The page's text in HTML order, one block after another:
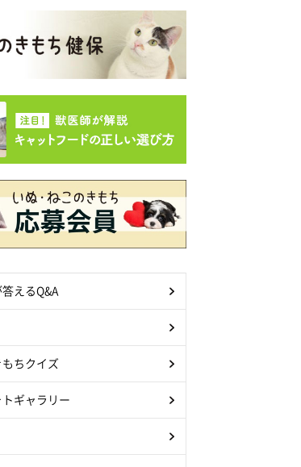
えるQ&A
ちクイズ
ギャラリー